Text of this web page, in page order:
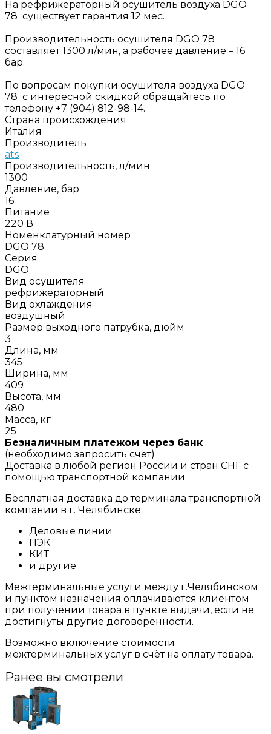
На рефрижераторный осушитель воздуха DGO
78 существует гарантия 12 мес.
Производительность осушителя DGO 78
составляет 1300 л/мин, а рабочее давление – 16
бар.
По вопросам покупки осушителя воздуха DGO
78 с интересной скидкой обращайтесь по
телефону +7 (904) 812-98-14.
Страна происхождения
Италия
Производитель
ats
Производительность, л/мин
1300
Давление, бар
16
Питание
220 В
Номенклатурный номер
DGO 78
Серия
DGO
Вид осушителя
рефрижераторный
Вид охлаждения
воздушный
Размер выходного патрубка, дюйм
3
Длина, мм
345
Ширина, мм
409
Высота, мм
480
Масса, кг
25
Безналичным платежом через банк
(необходимо запросить счёт)
Доставка в любой регион России и стран СНГ с
помощью транспортной компании.
Бесплатная доставка до терминала транспортной
компании в г. Челябинске:
Деловые линии
ПЭК
КИТ
и другие
Межтерминальные услуги между г.Челябинском
и пунктом назначения оплачиваются клиентом
при получении товара в пункте выдачи, если не
достигнуты другие договоренности.
Возможно включение стоимости
межтерминальных услуг в счёт на оплату товара.
Ранее вы смотрели